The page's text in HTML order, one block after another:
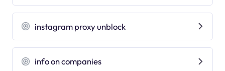
instagram proxy unblock
info on companies